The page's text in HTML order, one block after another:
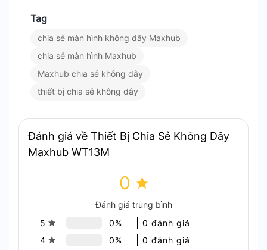
Tương Thích USB Type-A: Tương thích với
các thiết bị cũ qua bộ chuyển đổi.
3. Kết Nối Nhanh Trong 5 Giây
Một trong những ưu điểm vượt trội của Maxhub
WT13M chính là tính năng
phức tạp. Chỉ với một lần chạm, bạn đã có thể bắt
đầu chia sẻ màn hình của mình. Điều này đặc biệt
hữu ích trong các cuộc họp nơi thời gian là yếu tố
Tag
chia sẻ màn hình không dây Maxhub
chia sẻ màn hình Maxhub
Maxhub chia sẻ không dây
thiết bị chia sẻ không dây
Đánh giá về Thiết Bị Chia Sẻ Không Dây
Maxhub WT13M
0
Đánh giá trung bình
5
0%
0 đánh giá
4
0% 0 đánh giá